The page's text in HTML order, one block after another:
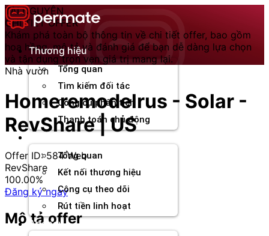
Chuyển
đến
nội
dungThương hiệu
Tổng quan
Tìm kiếm đối tác
Công cụ phân tích
Thanh toán chủ động
Tổng quan
Kết nối thương hiệu
Công cụ theo dõi
Rút tiền linh hoạt
Agency
TÀI NGUYÊN
CHI TIẾT OFFER
Khám phá toàn bộ thông tin về chi tiết offer, bao gồm
hoa hồng, mô tả và đánh giá để bạn dễ dàng lựa chọn
và tận dụng trọn vẹn giá trị mang lại.
Nhà vườn
Homeremodelrus - Solar -
RevShare | US
Offer ID: 584 Web
RevShare
100.00%
Đăng ký ngay
Mô tả offer